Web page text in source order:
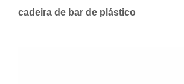
cadeira de bar de plástico